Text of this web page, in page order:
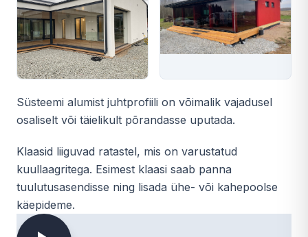
Süsteemi alumist juhtprofiili on võimalik vajadusel
osaliselt või täielikult põrandasse uputada.
Klaasid liiguvad ratastel, mis on varustatud
kuullaagritega. Esimest klaasi saab panna
tuulutusasendisse ning lisada ühe- või kahepoolse
käepideme.